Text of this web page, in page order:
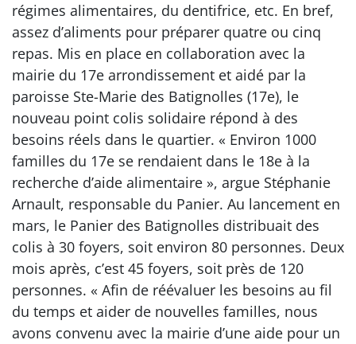
régimes alimentaires, du dentifrice, etc. En bref,
assez d’aliments pour préparer quatre ou cinq
repas. Mis en place en collaboration avec la
mairie du 17e arrondissement et aidé par la
paroisse Ste-Marie des Batignolles (17e), le
nouveau point colis solidaire répond à des
besoins réels dans le quartier. « Environ 1000
familles du 17e se rendaient dans le 18e à la
recherche d’aide alimentaire », argue Stéphanie
Arnault, responsable du Panier. Au lancement en
mars, le Panier des Batignolles distribuait des
colis à 30 foyers, soit environ 80 personnes. Deux
mois après, c’est 45 foyers, soit près de 120
personnes. « Afin de réévaluer les besoins au fil
du temps et aider de nouvelles familles, nous
avons convenu avec la mairie d’une aide pour un